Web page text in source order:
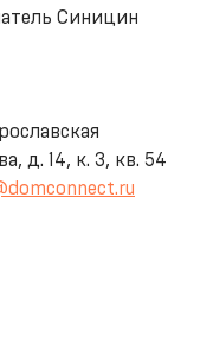
Синицин
д. 14, к. 3, кв. 54